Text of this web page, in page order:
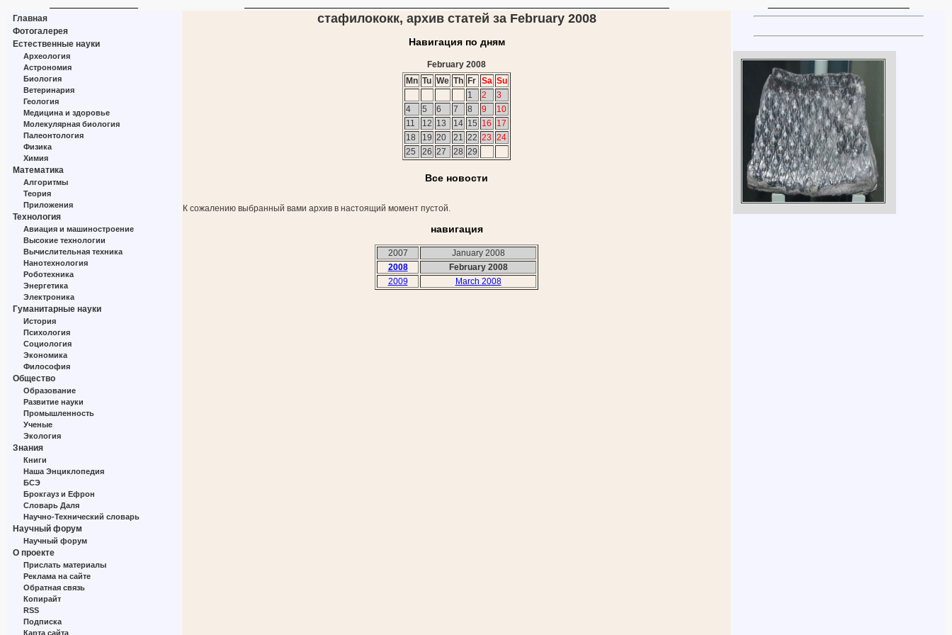
Главная
Фотогалерея
Естественные науки
Археология
Астрономия
Биология
Ветеринария
Геология
Медицина и здоровье
Молекулярная биология
Палеонтология
Физика
Химия
Математика
Алгоритмы
Теория
Приложения
Технология
Авиация и машиностроение
Высокие технологии
Вычислительная техника
Нанотехнология
Роботехника
Энергетика
Электроника
Гуманитарные науки
История
Психология
Социология
Экономика
Философия
Общество
Образование
Развитие науки
Промышленность
Ученые
Экология
Знания
Книги
Наша Энциклопедия
БСЭ
Брокгауз и Ефрон
Словарь Даля
Научно-Технический словарь
Научный форум
Научный форум
О проекте
Прислать материалы
Реклама на сайте
Обратная связь
Копирайт
RSS
Подписка
Карта сайта
стафилококк, архив статей за February 2008
Навигация по дням
February 2008
Mn Tu We Th Fr Sa Su
1
2
3
4
5 6 7 8 9
10
11
12 13 14 15 16
17
18
19 20 21 22 23 24
25
26 27 28 29
Все новости
К сожалению выбранный вами архив в настоящий момент пустой.
навигация
2007
January 2008
2008
February 2008
2009
March 2008